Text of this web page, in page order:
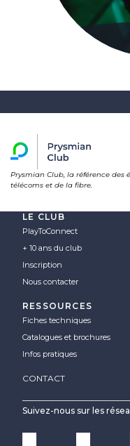
Prysmian Club, la référence des
télécoms et de la fibre.
LE CLUB
PlayToConnect
+ 10 ans du club
Inscription
Nous contacter
RESSOURCES
Fiches techniques
Catalogues et brochures
Infos pratiques
CONTACT
Suivez-nous sur les